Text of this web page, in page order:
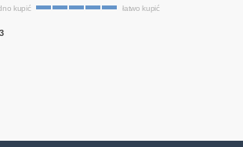
kupić łatwo kupić